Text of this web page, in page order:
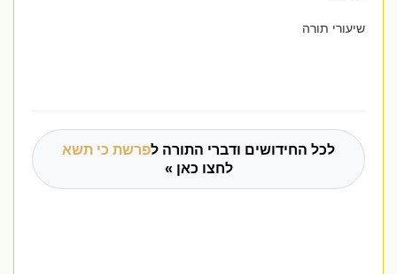
שיעורי תורה
לכל החידושים ודברי התורה לפרשת כי תשא
לחצו כאן »